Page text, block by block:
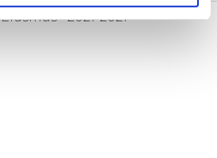
Erasmus+ 2021-2027